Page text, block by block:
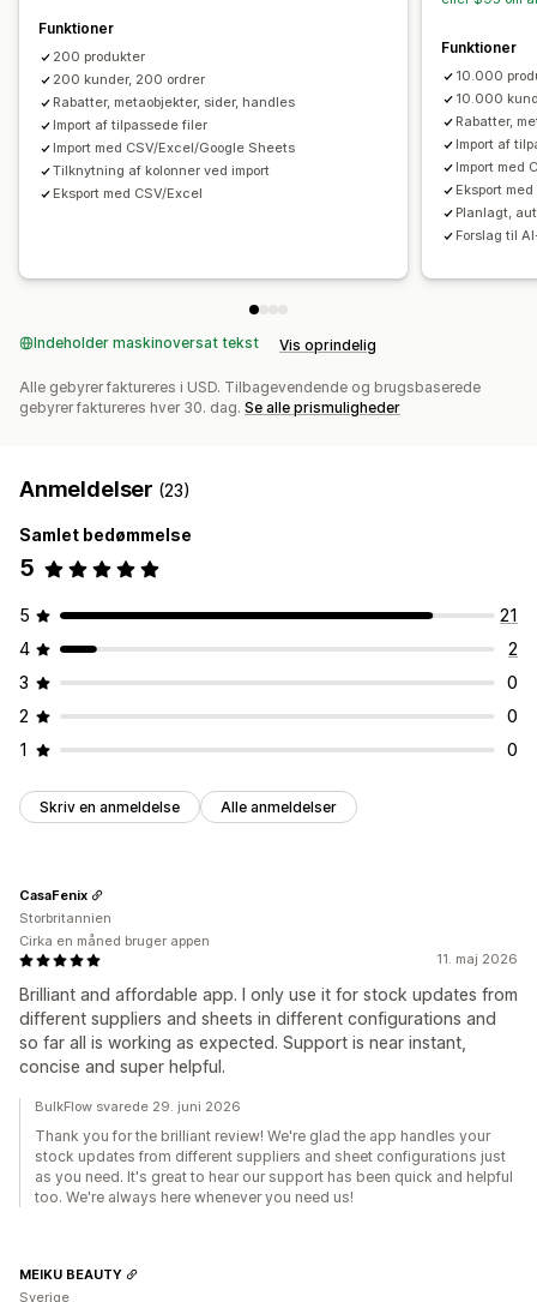
Lager Metafelter
Status i realtid
Funktioner
200 produkter
200 kunder, 200 ordrer
Rabatter, metaobjekter, sider, handles
Import af tilpassede filer
Import med CSV/Excel/Google Sheets
Tilknytning af kolonner ved import
Eksport med CSV/Excel
Funktioner
10.000
10.000
Rabatter,
Import af
Import med
Eksport
Planlagt,
Forslag til
Indeholder maskinoversat tekst Vis oprindelig
Alle gebyrer faktureres i USD. Tilbagevendende og brugsbaserede
gebyrer faktureres hver 30. dag. Se alle prismuligheder
Anmeldelser (23)
Samlet bedømmelse
5
5
21
4
2
3
0
2
0
1
0
Skriv en anmeldelse Alle anmeldelser
11. maj 2026
Brilliant and affordable app. I only use it for stock updates from
different suppliers and sheets in different configurations and
so far all is working as expected. Support is near instant,
concise and super helpful.
CasaFenix
Storbritannien
Cirka en måned bruger appen
BulkFlow svarede 29. juni 2026
Thank you for the brilliant review! We're glad the app handles your
stock updates from different suppliers and sheet configurations just
as you need. It's great to hear our support has been quick and helpful
too. We're always here whenever you need us!
MEIKU BEAUTY
Sverige